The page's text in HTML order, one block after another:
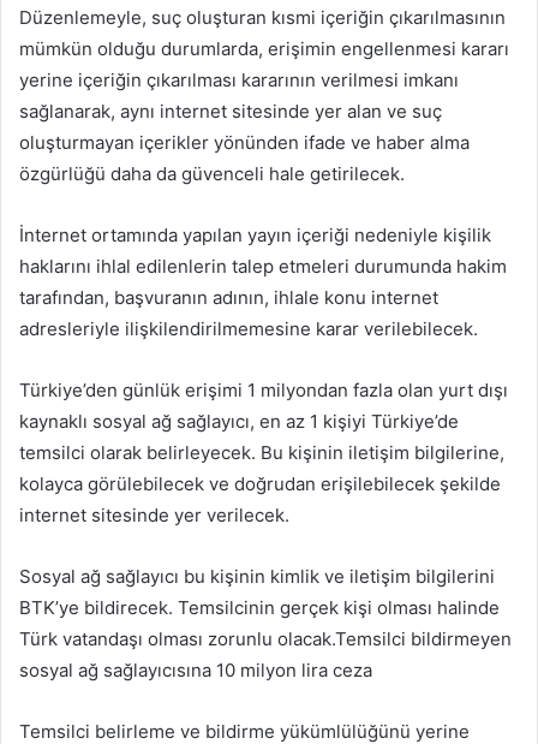
Düzenlemeyle, suç oluşturan kısmi içeriğin çıkarılmasının
mümkün olduğu durumlarda, erişimin engellenmesi kararı
yerine içeriğin çıkarılması kararının verilmesi imkanı
sağlanarak, aynı internet sitesinde yer alan ve suç
oluşturmayan içerikler yönünden ifade ve haber alma
özgürlüğü daha da güvenceli hale getirilecek.
İnternet ortamında yapılan yayın içeriği nedeniyle kişilik
haklarını ihlal edilenlerin talep etmeleri durumunda hakim
tarafından, başvuranın adının, ihlale konu internet
adresleriyle ilişkilendirilmemesine karar verilebilecek.
Türkiye’den günlük erişimi 1 milyondan fazla olan yurt dışı
kaynaklı sosyal ağ sağlayıcı, en az 1 kişiyi Türkiye’de
temsilci olarak belirleyecek. Bu kişinin iletişim bilgilerine,
kolayca görülebilecek ve doğrudan erişilebilecek şekilde
internet sitesinde yer verilecek.
Sosyal ağ sağlayıcı bu kişinin kimlik ve iletişim bilgilerini
BTK’ye bildirecek. Temsilcinin gerçek kişi olması halinde
Türk vatandaşı olması zorunlu olacak.Temsilci bildirmeyen
sosyal ağ sağlayıcısına 10 milyon lira ceza
Temsilci belirleme ve bildirme yükümlülüğünü yerine